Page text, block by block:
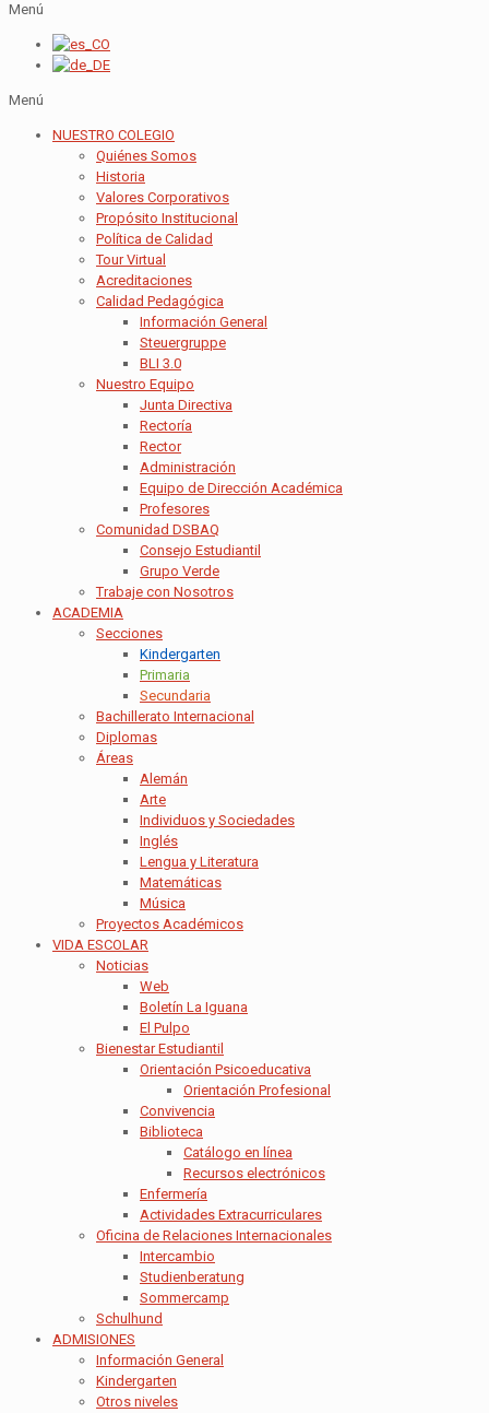
Menú
Menú
NUESTRO COLEGIO
Quiénes Somos
Historia
Valores Corporativos
Propósito Institucional
Política de Calidad
Tour Virtual
Acreditaciones
Calidad Pedagógica
Información General
Steuergruppe
BLI 3.0
Nuestro Equipo
Junta Directiva
Rectoría
Rector
Administración
Equipo de Dirección Académica
Profesores
Comunidad DSBAQ
Consejo Estudiantil
Grupo Verde
Trabaje con Nosotros
ACADEMIA
Secciones
Kindergarten
Primaria
Secundaria
Bachillerato Internacional
Diplomas
Áreas
Alemán
Arte
Individuos y Sociedades
Inglés
Lengua y Literatura
Matemáticas
Música
Proyectos Académicos
VIDA ESCOLAR
Noticias
Web
Boletín La Iguana
El Pulpo
Bienestar Estudiantil
Orientación Psicoeducativa
Orientación Profesional
Convivencia
Biblioteca
Catálogo en línea
Recursos electrónicos
Enfermería
Actividades Extracurriculares
Oficina de Relaciones Internacionales
Intercambio
Studienberatung
Sommercamp
Schulhund
ADMISIONES
Información General
Kindergarten
Otros niveles